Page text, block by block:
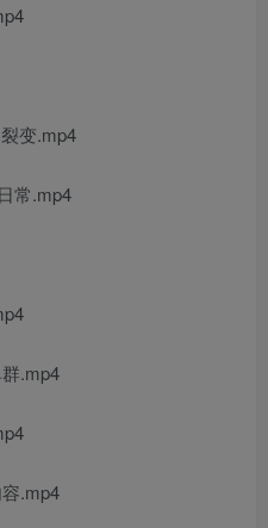
变.mp4
常.mp4
.mp4
.mp4